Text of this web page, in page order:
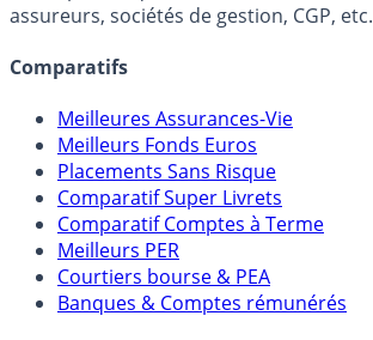
assureurs, sociétés de gestion, CGP, etc.
Comparatifs
Meilleures Assurances-Vie
Meilleurs Fonds Euros
Placements Sans Risque
Comparatif Super Livrets
Comparatif Comptes à Terme
Meilleurs PER
Courtiers bourse & PEA
Banques & Comptes rémunérés